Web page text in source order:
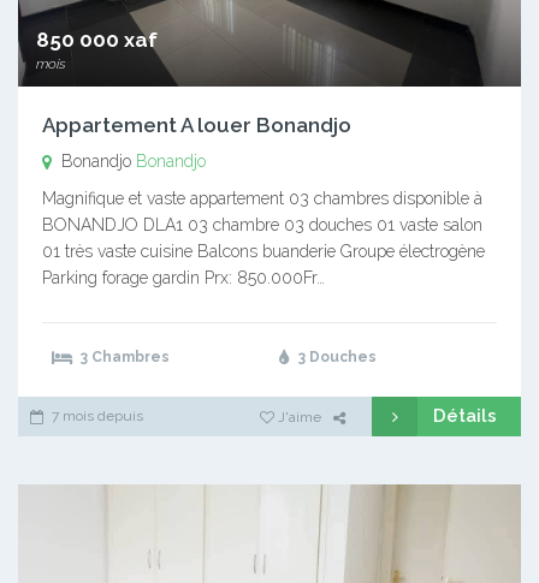
850 000 xaf
mois
Appartement A louer Bonandjo
Bonandjo Bonandjo
Magnifique et vaste appartement 03 chambres disponible à
BONANDJO DLA1 03 chambre 03 douches 01 vaste salon
01 très vaste cuisine Balcons buanderie Groupe électrogène
Parking forage gardin Prx: 850.000Fr…
3 Chambres 3 Douches
7 mois depuis J'aime Détails